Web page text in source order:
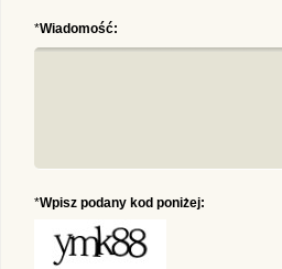
*Wiadomość:
*Wpisz podany kod poniżej: